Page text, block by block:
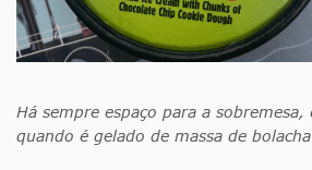
Há sempre espaço para a sobremesa,
quando é gelado de massa de